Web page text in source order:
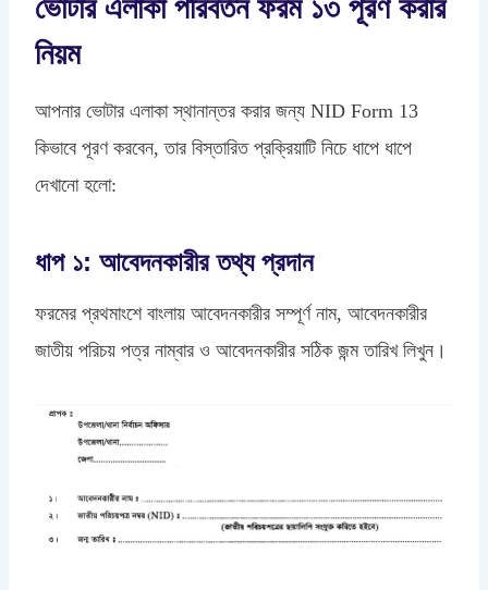
ভোটার এলাকা পরিবর্তন ফরম ১৩ পূরণ করার
নিয়ম
আপনার ভোটার এলাকা স্থানান্তর করার জন্য NID Form 13
কিভাবে পূরণ করবেন, তার বিস্তারিত প্রক্রিয়াটি নিচে ধাপে ধাপে
দেখানো হলো:
ধাপ ১: আবেদনকারীর তথ্য প্রদান
ফরমের প্রথমাংশে বাংলায় আবেদনকারীর সম্পূর্ণ নাম, আবেদনকারীর
জাতীয় পরিচয় পত্র নাম্বার ও আবেদনকারীর সঠিক জন্ম তারিখ লিখুন।